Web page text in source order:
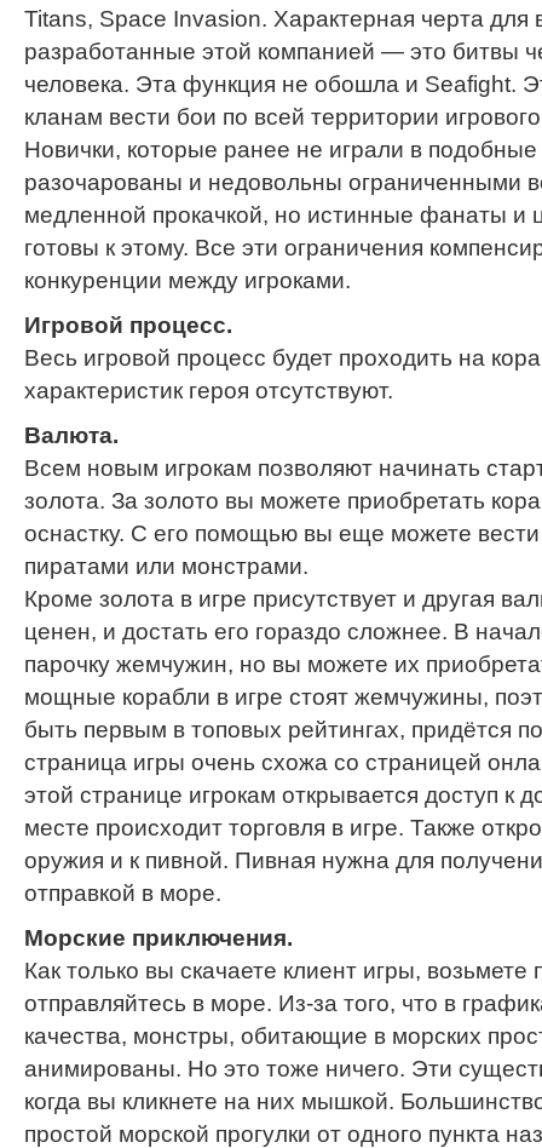
Titans, Space Invasion. Характерная черта для
разработанные этой компанией — это битвы
человека. Эта функция не обошла и Seafight.
кланам вести бои по всей территории
Новички, которые ранее не играли в
разочарованы и недовольны ограниченными
медленной прокачкой, но истинные фанаты и
готовы к этому. Все эти ограничения
конкуренции между игроками.
Игровой процесс.
Весь игровой процесс будет проходить на
характеристик героя отсутствуют.
Валюта.
Всем новым игрокам позволяют начинать
золота. За золото вы можете приобретать
оснастку. С его помощью вы еще можете вести
пиратами или монстрами.
Кроме золота в игре присутствует и другая
ценен, и достать его гораздо сложнее. В
парочку жемчужин, но вы можете их
мощные корабли в игре стоят жемчужины,
быть первым в топовых рейтингах, придётся
страница игры очень схожа со страницей
этой странице игрокам открывается доступ к
месте происходит торговля в игре. Также
оружия и к пивной. Пивная нужна для
отправкой в море.
Морские приключения.
Как только вы скачаете клиент игры,
отправляйтесь в море. Из-за того, что в
качества, монстры, обитающие в морских
анимированы. Но это тоже ничего. Эти
когда вы кликнете на них мышкой.
простой морской прогулки от одного пункта